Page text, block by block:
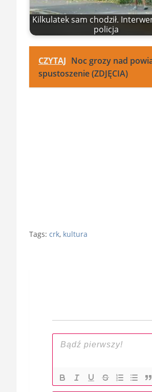
Kilkulatek sam chodził.
policja
CZYTAJ Noc grozy nad
spustoszenie (ZDJĘCIA)
Tags: crk, kultura